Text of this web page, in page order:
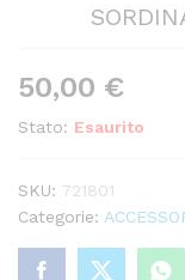
50,00 €
Stato: Esaurito
SKU: 721801
Categorie: